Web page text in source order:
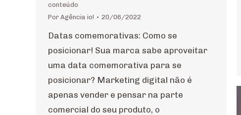
conteúdo
Por Agência io! 20/06/2022
Datas comemorativas: Como se
posicionar! Sua marca sabe aproveitar
uma data comemorativa para se
posicionar? Marketing digital não é
apenas vender e pensar na parte
comercial do seu produto, o